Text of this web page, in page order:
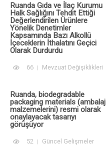
Ruanda Gıda ve İlaç Kurumu
Halk Sağlığını Tehdit Ettiği
Değerlendirilen Ürünlere
Yönelik Denetimler
Kapsamında Bazı Alkollü
İçeceklerin İthalatını Geçici
Olarak Durdurdu
66 Mevzuat Değişiklikleri
Ruanda, biodegradable
packaging materials (ambalaj
malzemelerini) resmi olarak
onaylayacak tasarıyı
görüşüyor
52 Güncel Gelişmeler